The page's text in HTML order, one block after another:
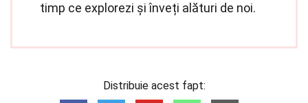
timp ce explorezi și înveți alături de noi.
Distribuie acest fapt: